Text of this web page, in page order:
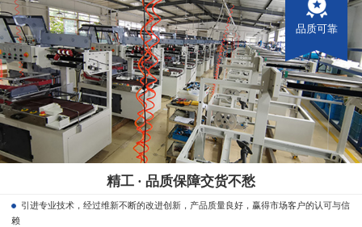
品质可靠
精工 · 品质保障交货不愁
引进专业技术，经过维新不断的改进创新，产品质量良好，赢得市场客户的认可与信
赖